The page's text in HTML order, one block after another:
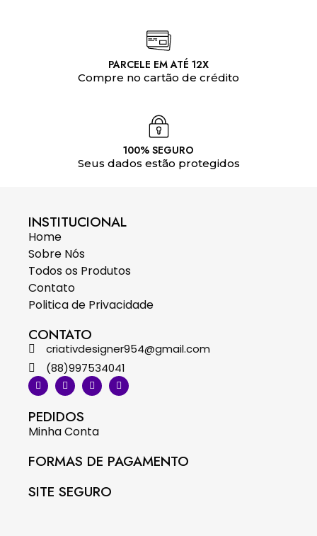
PARCELE EM ATÉ 12X
Compre no cartão de crédito
100% SEGURO
Seus dados estão protegidos
INSTITUCIONAL
Home
Sobre Nós
Todos os Produtos
Contato
Politica de Privacidade
CONTATO
criativdesigner954@gmail.com
(88)997534041
PEDIDOS
Minha Conta
FORMAS DE PAGAMENTO
SITE SEGURO